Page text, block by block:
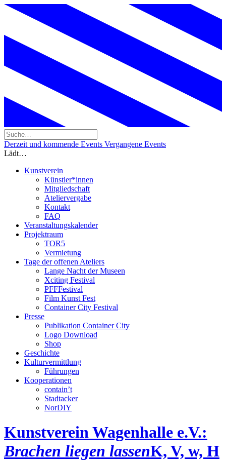
Derzeit und kommende Events Vergangene Events
Lädt…
Kunstverein
Künstler*innen
Mitgliedschaft
Ateliervergabe
Kontakt
FAQ
Veranstaltungskalender
Projektraum
TOR5
Vermietung
Tage der offenen Ateliers
Lange Nacht der Museen
Xciting Festival
PFFFestival
Film Kunst Fest
Container City Festival
Presse
Publikation Container City
Logo Download
Shop
Geschichte
Kulturvermittlung
Führungen
Kooperationen
contain’t
Stadtacker
NorDIY
Kunstverein Wagenhalle e.V.:
Brachen liegen lassenK, V, w, H